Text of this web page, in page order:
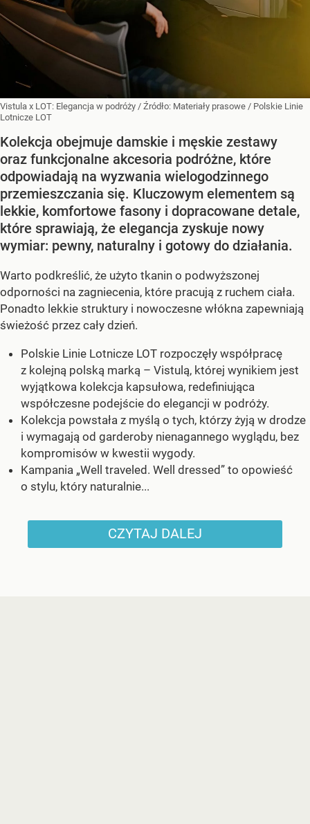
Vistula x LOT: Elegancja w podróży / Źródło: Materiały prasowe / Polskie Linie
Lotnicze LOT
Kolekcja obejmuje damskie i męskie zestawy
oraz funkcjonalne akcesoria podróżne, które
odpowiadają na wyzwania wielogodzinnego
przemieszczania się. Kluczowym elementem są
lekkie, komfortowe fasony i dopracowane detale,
które sprawiają, że elegancja zyskuje nowy
wymiar: pewny, naturalny i gotowy do działania.
Warto podkreślić, że użyto tkanin o podwyższonej
odporności na zagniecenia, które pracują z ruchem ciała.
Ponadto lekkie struktury i nowoczesne włókna zapewniają
świeżość przez cały dzień.
Polskie Linie Lotnicze LOT rozpoczęły współpracę
z kolejną polską marką – Vistulą, której wynikiem jest
wyjątkowa kolekcja kapsułowa, redefiniująca
współczesne podejście do elegancji w podróży.
Kolekcja powstała z myślą o tych, którzy żyją w drodze
i wymagają od garderoby nienagannego wyglądu, bez
kompromisów w kwestii wygody.
Kampania „Well traveled. Well dressed” to opowieść
o stylu, który naturalnie...
CZYTAJ DALEJ